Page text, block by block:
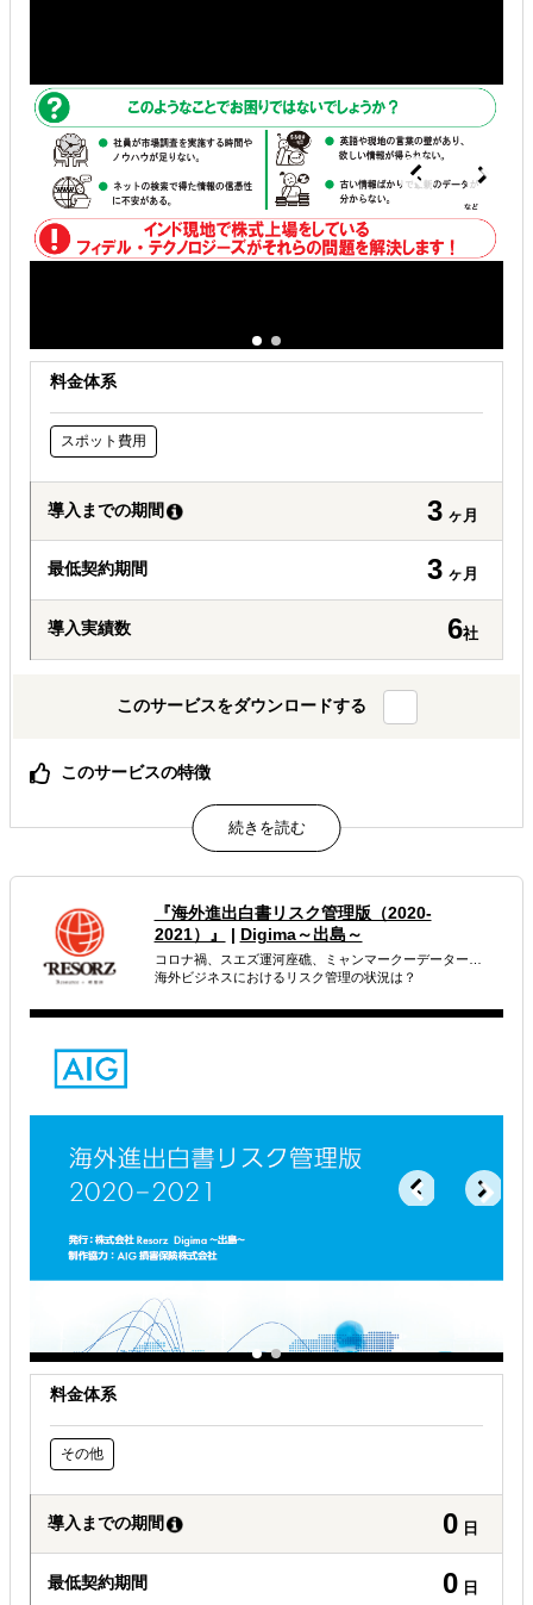
自社事業に最適な進出形態を知りたい
自社商材の現地でのニーズを知りたい
料金体系
スポット費用
導入までの期間 3 ヶ月
最低契約期間 3 ヶ月
導入実績数 6社
このサービスをダウンロードする
このサービスの特徴
現地における実地調査が可能
貴社ご要望に基づく現地最新情報
政府機関など公的機関のほか、業界団体や各現地企業、エ
ンドユーザーまで、幅広い情報ソース
属するジャンル
海外市場調査・マーケティング 企業調査・与信調査
解決できる課題
『海外進出白書リスク管理版（2020-
2021）』
| Digima～出島～
コロナ禍、スエズ運河座礁、ミャンマークーデーター…
海外ビジネスにおけるリスク管理の状況は？
料金体系
その他
導入までの期間 0 日
最低契約期間 0 日